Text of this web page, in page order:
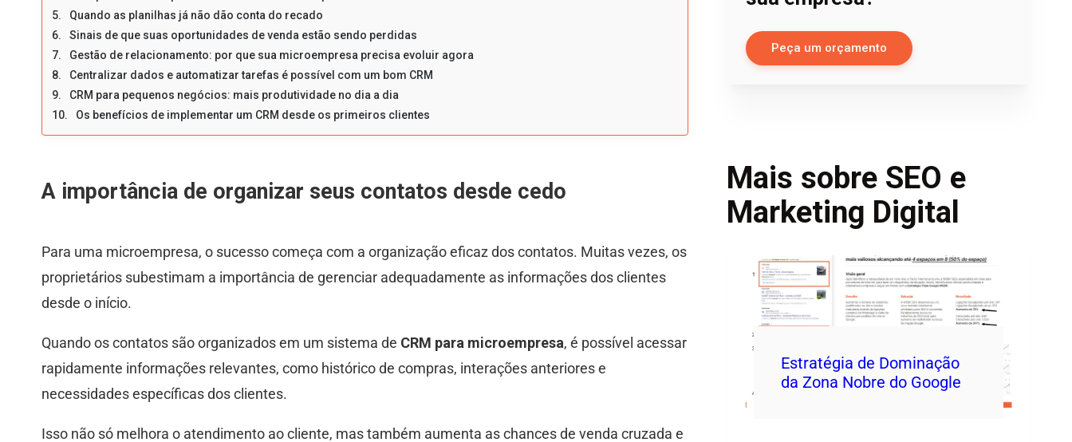
Quando as planilhas já não dão conta do recado
Sinais de que suas oportunidades de venda estão sendo perdidas
Gestão de relacionamento: por que sua microempresa precisa evoluir agora
Centralizar dados e automatizar tarefas é possível com um bom CRM
CRM para pequenos negócios: mais produtividade no dia a dia
Os benefícios de implementar um CRM desde os primeiros clientes
A importância de organizar seus contatos desde cedo
Para uma microempresa, o sucesso começa com a organização eficaz dos contatos. Muitas vezes, os
proprietários subestimam a importância de gerenciar adequadamente as informações dos clientes
desde o início.
Quando os contatos são organizados em um sistema de CRM para microempresa, é possível acessar
rapidamente informações relevantes, como histórico de compras, interações anteriores e
necessidades específicas dos clientes.
Isso não só melhora o atendimento ao cliente, mas também aumenta as chances de venda cruzada e
Peça um orçamento
Mais sobre SEO e
Marketing Digital
Estratégia de Dominação
da Zona Nobre do Google